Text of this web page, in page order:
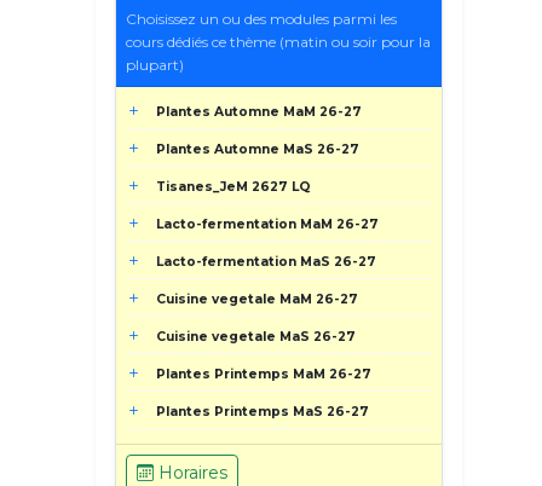
Choisissez un ou des modules parmi les
cours dédiés ce thème (matin ou soir pour la
plupart)
Plantes Automne MaM 26-27
Plantes Automne MaS 26-27
Tisanes_JeM 2627 LQ
Lacto-fermentation MaM 26-27
Lacto-fermentation MaS 26-27
Cuisine vegetale MaM 26-27
Cuisine vegetale MaS 26-27
Plantes Printemps MaM 26-27
Plantes Printemps MaS 26-27
Horaires